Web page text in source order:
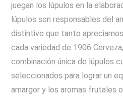
juegan los lúpulos en la
lúpulos son responsables del
distintivo que tanto
cada variedad de 1906
combinación única de lúpulos
seleccionados para lograr un
amargor y los aromas frutales